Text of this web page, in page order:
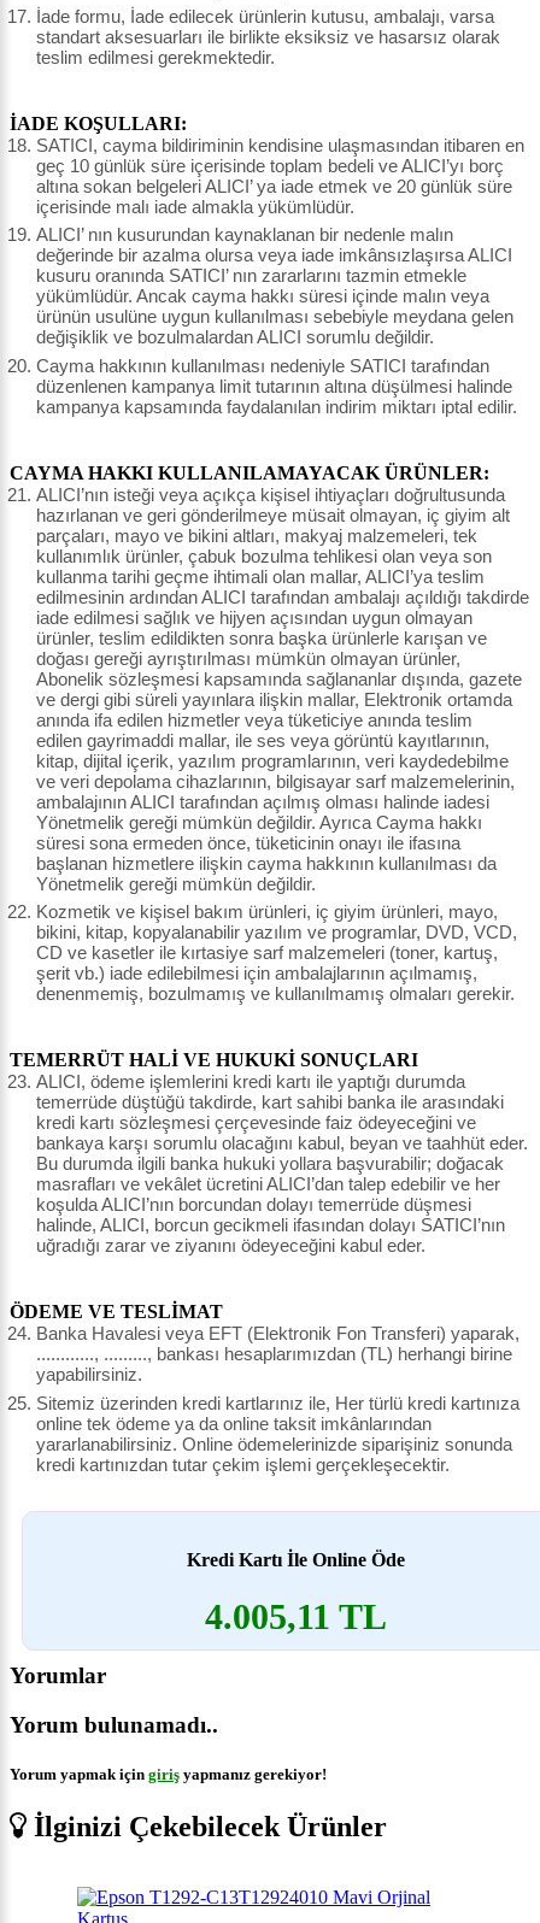
İade formu, İade edilecek ürünlerin kutusu, ambalajı, varsa
standart aksesuarları ile birlikte eksiksiz ve hasarsız olarak
teslim edilmesi gerekmektedir.
İADE KOŞULLARI:
SATICI, cayma bildiriminin kendisine ulaşmasından itibaren en
geç 10 günlük süre içerisinde toplam bedeli ve ALICI’yı borç
altına sokan belgeleri ALICI’ ya iade etmek ve 20 günlük süre
içerisinde malı iade almakla yükümlüdür.
ALICI’ nın kusurundan kaynaklanan bir nedenle malın
değerinde bir azalma olursa veya iade imkânsızlaşırsa ALICI
kusuru oranında SATICI’ nın zararlarını tazmin etmekle
yükümlüdür. Ancak cayma hakkı süresi içinde malın veya
ürünün usulüne uygun kullanılması sebebiyle meydana gelen
değişiklik ve bozulmalardan ALICI sorumlu değildir.
Cayma hakkının kullanılması nedeniyle SATICI tarafından
düzenlenen kampanya limit tutarının altına düşülmesi halinde
kampanya kapsamında faydalanılan indirim miktarı iptal edilir.
CAYMA HAKKI KULLANILAMAYACAK ÜRÜNLER:
ALICI’nın isteği veya açıkça kişisel ihtiyaçları doğrultusunda
hazırlanan ve geri gönderilmeye müsait olmayan, iç giyim alt
parçaları, mayo ve bikini altları, makyaj malzemeleri, tek
kullanımlık ürünler, çabuk bozulma tehlikesi olan veya son
kullanma tarihi geçme ihtimali olan mallar, ALICI’ya teslim
edilmesinin ardından ALICI tarafından ambalajı açıldığı takdirde
iade edilmesi sağlık ve hijyen açısından uygun olmayan
ürünler, teslim edildikten sonra başka ürünlerle karışan ve
doğası gereği ayrıştırılması mümkün olmayan ürünler,
Abonelik sözleşmesi kapsamında sağlananlar dışında, gazete
ve dergi gibi süreli yayınlara ilişkin mallar, Elektronik ortamda
anında ifa edilen hizmetler veya tüketiciye anında teslim
edilen gayrimaddi mallar, ile ses veya görüntü kayıtlarının,
kitap, dijital içerik, yazılım programlarının, veri kaydedebilme
ve veri depolama cihazlarının, bilgisayar sarf malzemelerinin,
ambalajının ALICI tarafından açılmış olması halinde iadesi
Yönetmelik gereği mümkün değildir. Ayrıca Cayma hakkı
süresi sona ermeden önce, tüketicinin onayı ile ifasına
başlanan hizmetlere ilişkin cayma hakkının kullanılması da
Yönetmelik gereği mümkün değildir.
Kozmetik ve kişisel bakım ürünleri, iç giyim ürünleri, mayo,
bikini, kitap, kopyalanabilir yazılım ve programlar, DVD, VCD,
CD ve kasetler ile kırtasiye sarf malzemeleri (toner, kartuş,
şerit vb.) iade edilebilmesi için ambalajlarının açılmamış,
denenmemiş, bozulmamış ve kullanılmamış olmaları gerekir.
TEMERRÜT HALİ VE HUKUKİ SONUÇLARI
ALICI, ödeme işlemlerini kredi kartı ile yaptığı durumda
temerrüde düştüğü takdirde, kart sahibi banka ile arasındaki
kredi kartı sözleşmesi çerçevesinde faiz ödeyeceğini ve
bankaya karşı sorumlu olacağını kabul, beyan ve taahhüt eder.
Bu durumda ilgili banka hukuki yollara başvurabilir; doğacak
masrafları ve vekâlet ücretini ALICI’dan talep edebilir ve her
koşulda ALICI’nın borcundan dolayı temerrüde düşmesi
halinde, ALICI, borcun gecikmeli ifasından dolayı SATICI’nın
uğradığı zarar ve ziyanını ödeyeceğini kabul eder.
ÖDEME VE TESLİMAT
Banka Havalesi veya EFT (Elektronik Fon Transferi) yaparak,
............, ........., bankası hesaplarımızdan (TL) herhangi birine
yapabilirsiniz.
Sitemiz üzerinden kredi kartlarınız ile, Her türlü kredi kartınıza
online tek ödeme ya da online taksit imkânlarından
yararlanabilirsiniz. Online ödemelerinizde siparişiniz sonunda
kredi kartınızdan tutar çekim işlemi gerçekleşecektir.
Kredi Kartı İle Online Öde
4.005,11 TL
Yorumlar
Yorum bulunamadı..
Yorum yapmak için giriş yapmanız gerekiyor!
İlginizi Çekebilecek Ürünler